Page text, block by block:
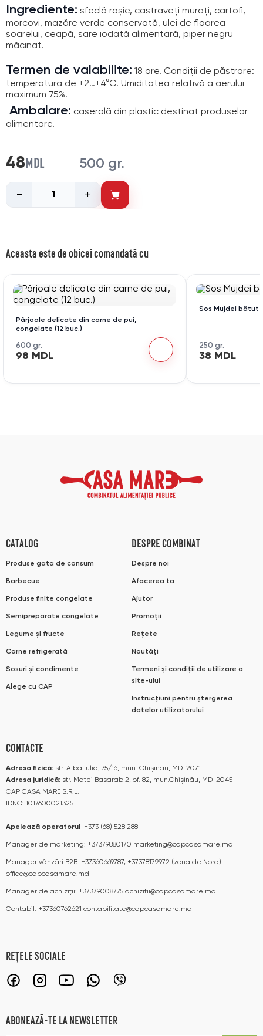
Ingrediente: sfeclă roșie, castraveți murați, cartofi,
morcovi, mazăre verde conservată, ulei de floarea
soarelui, ceapă, sare iodată alimentară, piper negru
măcinat.
Termen de valabilite: 18 ore. Condiții de păstrare:
temperatura de +2…+4°C. Umiditatea relativă a aerului
maximum 75%.
Ambalare: caserolă din plastic destinat produselor
alimentare.
48MDL 500 gr.
− +
Aceasta este de obicei comandată cu
Pârjoale delicate din carne de pui,
congelate (12 buc.)
600 gr.
98 MDL
Sos Mujdei bătut
250 gr.
38 MDL
CATALOG
Produse gata de consum
Barbecue
Produse finite congelate
Semipreparate congelate
Legume și fructe
Carne refrigerată
Sosuri și condimente
Alege cu CAP
DESPRE COMBINAT
Despre noi
Afacerea ta
Ajutor
Promoții
Rețete
Noutăți
Termeni și condiții de utilizare a
site-ului
Instrucțiuni pentru ștergerea
datelor utilizatorului
CONTACTE
Adresa fizică: str. Alba Iulia, 75/16, mun. Chișinău, MD-2071
Adresa juridică: str. Matei Basarab 2, of. 82, mun.Chișinău, MD-2045
CAP CASA MARE S.R.L.
IDNO: 1017600021325
Apelează operatorul +373 (68) 528 288
Manager de marketing: +37379880170 marketing@capcasamare.md
Manager vânzări B2B: +37360669787; +37378179972 (zona de Nord)
office@capcasamare.md
Manager de achiziții: +37379008775 achizitii@capcasamare.md
Contabil: +37360762621 contabilitate@capcasamare.md
REȚELE SOCIALE
ABONEAZĂ-TE LA NEWSLETTER